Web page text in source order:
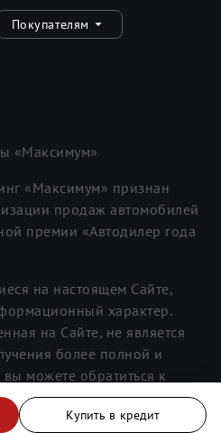
Купить в кредит
Покупателям
«Максимум»
«Максимум» признан
продаж автомобилей
премии «Автодилер года
на настоящем Сайте,
характер.
на Сайте, не является
более полной и
можете обратиться к
о ценах не является